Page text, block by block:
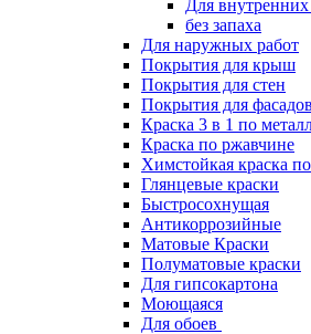
Для внутренних
без запаха
Для наружных работ
Покрытия для крыш
Покрытия для стен
Покрытия для фасадов
Краска 3 в 1 по
Краска по ржавчине
Химстойкая краска
Глянцевые краски
Быстросохнущая
Антикоррозийные
Матовые Краски
Полуматовые краски
Для гипсокартона
Моющаяся
Для обоев